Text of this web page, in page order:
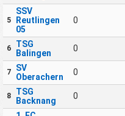
5
SSV
Reutlingen
05
0
6
TSG
Balingen
0
7
SV
Oberachern
0
8
TSG
Backnang
0